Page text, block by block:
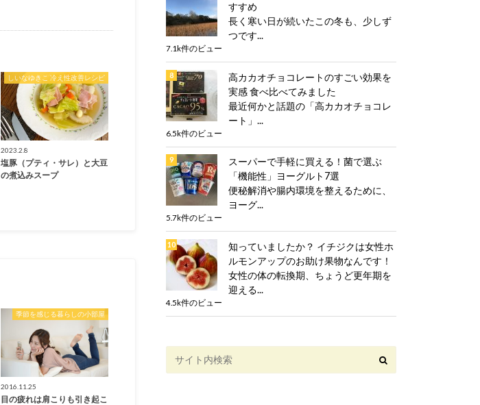
しいなゆきこ 冷え性改善レシピ
2023.2.8
塩豚（プティ・サレ）と大豆
の煮込みスープ
季節を感じる暮らしの小部屋
2016.11.25
目の疲れは肩こりも引き起こ
すすめ
長く寒い日が続いたこの冬も、少しず
つです...
7.1k件のビュー
高カカオチョコレートのすごい効果を
実感 食べ比べてみました
最近何かと話題の「高カカオチョコレ
ート」...
6.5k件のビュー
スーパーで手軽に買える！菌で選ぶ
「機能性」ヨーグルト7選
便秘解消や腸内環境を整えるために、
ヨーグ...
5.7k件のビュー
知っていましたか？ イチジクは女性ホ
ルモンアップのお助け果物なんです！
女性の体の転換期、ちょうど更年期を
迎える...
4.5k件のビュー